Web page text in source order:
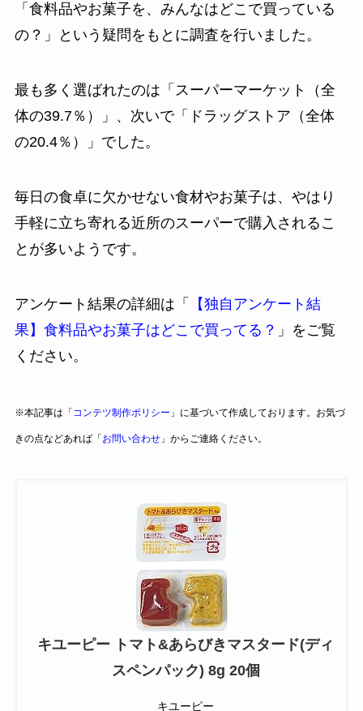
「食料品やお菓子を、みんなはどこで買っている
の？」という疑問をもとに調査を行いました。
最も多く選ばれたのは「スーパーマーケット（全
体の39.7％）」、次いで「ドラッグストア（全体
の20.4％）」でした。
毎日の食卓に欠かせない食材やお菓子は、やはり
手軽に立ち寄れる近所のスーパーで購入されるこ
とが多いようです。
アンケート結果の詳細は「
【独自アンケート結
果】食料品やお菓子はどこで買ってる？ 」をご覧
ください。
※本記事は「 コンテツ制作ポリシー 」に基づいて作成しております。お気づ
きの点などあれば「お問い合わせ」からご連絡ください。
キユーピー トマト&あらびきマスタード(ディ
スペンパック) 8g 20個
キユーピー